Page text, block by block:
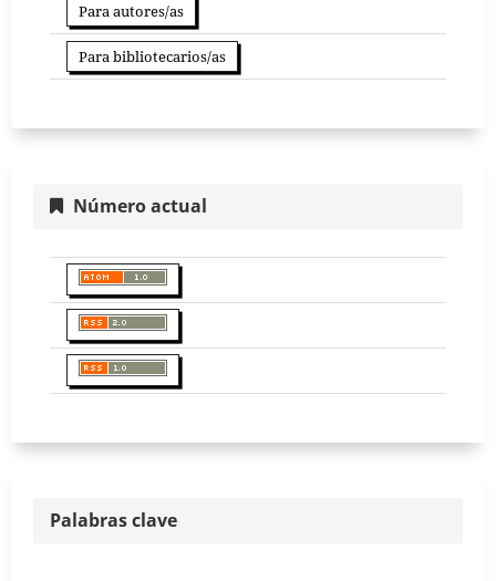
Para autores/as
Para bibliotecarios/as
Número actual
Palabras clave